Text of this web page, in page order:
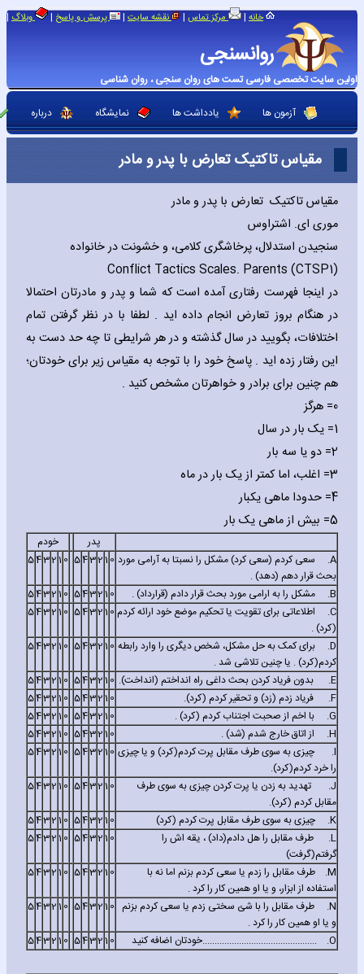
روانسنجی
اولین سایت تخصصی فارسی تست های روان سنجی ، روان شناسی
خانه | مرکز تماس | نقشه سایت | پرسش و پاسخ | وبلاگ |
آزمون ها یادداشت ها نمایشگاه درباره
مقیاس تاکتیک تعارض با پدر و مادر
مقیاس تاکتیک تعارض با پدر و مادر
موری ای. اشتراوس
سنجیدن استدلال، پرخاشگری کلامی، و خشونت در خانواده
Conflict Tactics Scales. Parents (CTSP1)
در اینجا فهرست رفتاری آمده است که شما و پدر و مادرتان احتمالا
در هنگام بروز تعارض انجام داده اید . لطفا با در نظر گرفتن تمام
اختلافات، بگویید در سال گذشته و در هر شرایطی تا چه حد دست به
این رفتار زده اید . پاسخ خود را با توجه به مقیاس زیر برای خودتان؛
هم چنین برای برادر و خواهرتان مشخص کنید .
0= هرگز
1= یک بار در سال
2= دو یا سه بار
3= اغلب، اما کمتر از یک بار در ماه
4= حدودا ماهی یکبار
5= بیش از ماهی یک بار
پدر
خودم
A.
سعی کردم (سعی کرد) مشکل را نسبتا به آرامی مورد
بحث قرار دهم (دهد) .
0
1
2
3
4
5
0
1
2
3
4
5
B. مشکل را به ارامی مورد بحث قرار دادم (قرارداد) . 0
1
2
3
4
5
0
1
2
3
4
5
C.
اطلاعاتی برای تقویت یا تحکیم موضع خود ارائه کردم
(کرد) .
0
1
2
3
4
5
0
1
2
3
4
5
D.
برای کمک به حل مشکل، شخص دیگری را وارد رابطه
کردم(کرد) . یا چنین تلاشی شد .
0
1
2
3
4
5
0
1
2
3
4
5
E. بدون فریاد کردن بحث داغی راه انداختم (انداخت). 0
1
2
3
4
5
0
1
2
3
4
5
F.
فریاد زدم (زد) و تحقیر کردم (کرد). 0
1
2
3
4
5
0
1
2
3
4
5
G.
با اخم از صحبت اجتناب کردم (کرد) . 0
1
2
3
4
5
0
1
2
3
4
5
H.
از اتاق خارج شدم (شد) . 0
1
2
3
4
5
0
1
2
3
4
5
I.
چیزی به سوی طرف مقابل پرت کردم(کرد) و یا چیزی
را خرد کردم(کرد).
0
1
2
3
4
5
0
1
2
3
4
5
J.
تهدید به زدن یا پرت کردن چیزی به سوی طرف
مقابل کردم (کرد).
0
1
2
3
4
5
0
1
2
3
4
5
K. چیزی به سوی طرف مقابل پرت کردم (کرد) 0
1
2
3
4
5
0
1
2
3
4
5
L.
طرف مقابل را هل دادم(داد) ، یقه اش را
گرفتم(گرفت)
0
1
2
3
4
5
0
1
2
3
4
5
M.
طرف مقابل را زدم یا سعی کردم بزنم اما نه با
استفاده از ابزار، و یا او همین کار را کرد .
0
1
2
3
4
5
0
1
2
3
4
5
N.
طرف مقابل را با شئ سختی زدم یا سعی کردم بزنم
و یا او همین کار را کرد .
0
1
2
3
4
5
0
1
2
3
4
5
O. ...............................................خودتان اضافه کنید 0
1
2
3
4
5
0
1
2
3
4
5